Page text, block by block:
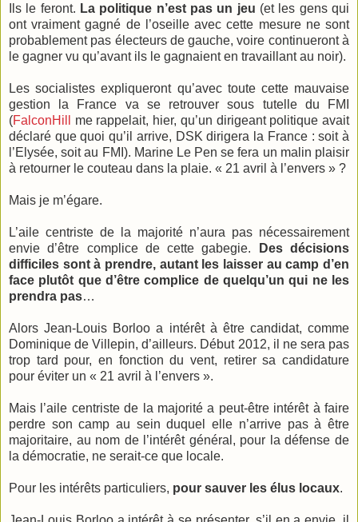
Ils le feront. La politique n’est pas un jeu (et les gens qui
ont vraiment gagné de l’oseille avec cette mesure ne sont
probablement pas électeurs de gauche, voire continueront à
le gagner vu qu’avant ils le gagnaient en travaillant au noir).
Les socialistes expliqueront qu’avec toute cette mauvaise
gestion la France va se retrouver sous tutelle du FMI
(FalconHill
me rappelait, hier, qu’un dirigeant politique avait
déclaré que quoi qu’il arrive, DSK dirigera la France : soit à
l’Elysée, soit au FMI). Marine Le Pen se fera un malin plaisir
à retourner le couteau dans la plaie. « 21 avril à l’envers » ?
Mais je m’égare.
L’aile centriste de la majorité n’aura pas nécessairement
envie d’être complice de cette gabegie.
Des décisions
difficiles sont à prendre, autant les laisser au camp d’en
face plutôt que d’être complice de quelqu’un qui ne les
prendra pas…
Alors Jean-Louis Borloo a intérêt à être candidat, comme
Dominique de Villepin, d’ailleurs. Début 2012, il ne sera pas
trop tard pour, en fonction du vent, retirer sa candidature
pour éviter un « 21 avril à l’envers ».
Mais l’aile centriste de la majorité a peut-être intérêt à faire
perdre son camp au sein duquel elle n’arrive pas à être
majoritaire, au nom de l’intérêt général, pour la défense de
la démocratie, ne serait-ce que locale.
Pour les intérêts particuliers, pour sauver les élus locaux.